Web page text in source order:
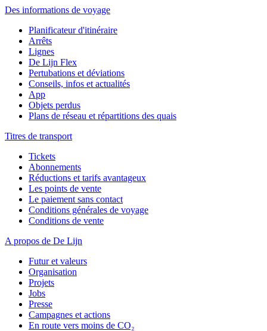
Des informations de voyage
Planificateur d'itinéraire
Arrêts
Lignes
De Lijn Flex
Pertubations et déviations
Conseils, infos et actualités
App
Objets perdus
Plans de réseau et répartitions des quais
Titres de transport
Tickets
Abonnements
Réductions et tarifs avantageux
Les points de vente
Le paiement sans contact
Conditions générales de voyage
Conditions de vente
A propos de De Lijn
Futur et valeurs
Organisation
Projets
Jobs
Presse
Campagnes et actions
En route vers moins de CO₂